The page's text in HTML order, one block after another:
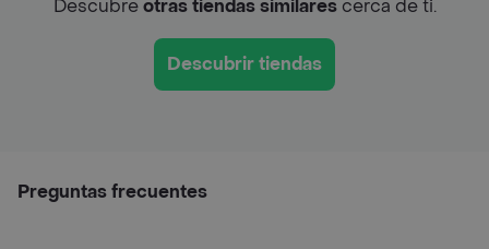
Descubreotras tiendas similarescerca de ti.
Descubrir tiendas
Preguntas frecuentes